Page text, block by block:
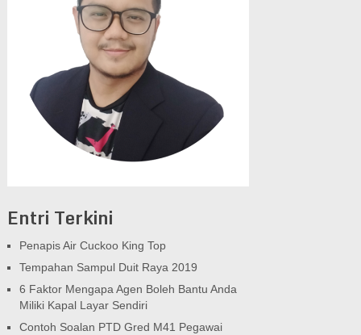
Entri Terkini
Penapis Air Cuckoo King Top
Tempahan Sampul Duit Raya 2019
6 Faktor Mengapa Agen Boleh Bantu Anda
Miliki Kapal Layar Sendiri
Contoh Soalan PTD Gred M41 Pegawai